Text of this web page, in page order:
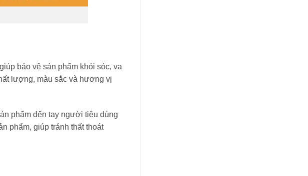
bảo vệ sản phẩm khỏi sóc, va
lượng, màu sắc và hương vị
phẩm đến tay người tiêu dùng
phẩm, giúp tránh thất thoát